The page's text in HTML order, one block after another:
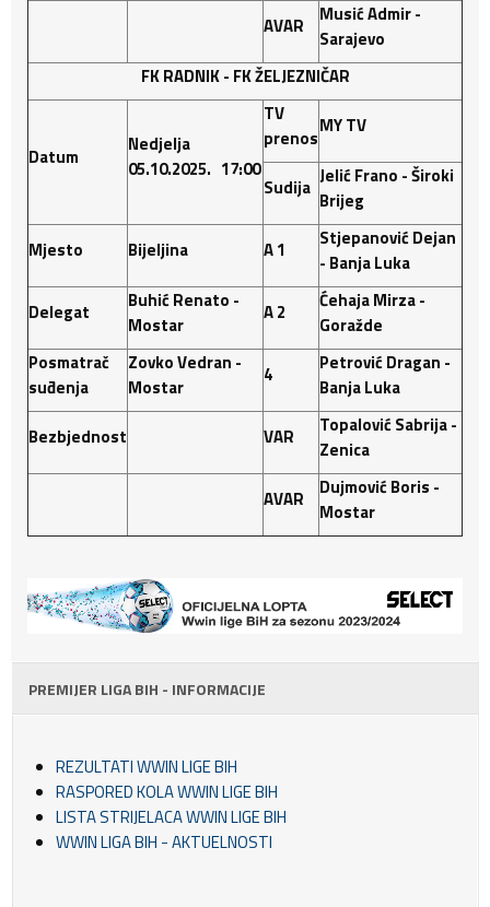
AVAR
Musić Admir -
Sarajevo
FK RADNIK- FK ŽELJEZNIČAR
Datum
Nedjelja
05.10.2025. 17:00
TV
prenos
MY TV
Sudija Jelić Frano - Široki
Brijeg
Mjesto
Bijeljina A 1
Stjepanović Dejan
- Banja Luka
Delegat
Buhić Renato -
Mostar
A 2
Ćehaja Mirza -
Goražde
Posmatrač
suđenja
Zovko Vedran -
Mostar
4
Petrović Dragan -
Banja Luka
Bezbjednost
VAR
Topalović Sabrija -
Zenica
AVAR
Dujmović Boris -
Mostar
PREMIJER LIGA BIH - INFORMACIJE
REZULTATI WWIN LIGE BIH
RASPORED KOLA WWIN LIGE BIH
LISTA STRIJELACA WWIN LIGE BIH
WWIN LIGA BIH - AKTUELNOSTI